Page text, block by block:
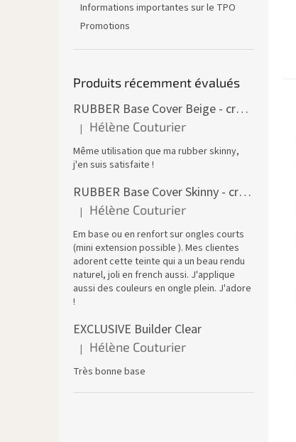
Informations importantes sur le TPO
Promotions
Produits récemment évalués
RUBBER Base Cover Beige - creuset 30 ml
L'évaluation du produit est de 5 sur 5 étoiles.
| Hélène Couturier
Même utilisation que ma rubber skinny,
j'en suis satisfaite !
RUBBER Base Cover Skinny - creuset 30 g
L'évaluation du produit est de 5 sur 5 étoiles.
| Hélène Couturier
Em base ou en renfort sur ongles courts
(mini extension possible ). Mes clientes
adorent cette teinte qui a un beau rendu
naturel, joli en french aussi. J'applique
aussi des couleurs en ongle plein. J'adore
!
EXCLUSIVE Builder Clear
L'évaluation du produit est de 5 sur 5 étoiles.
| Hélène Couturier
Très bonne base